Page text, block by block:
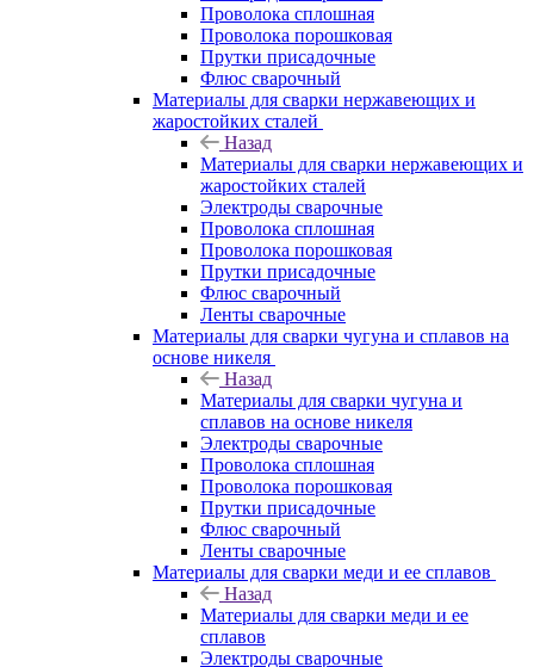
Проволока сплошная
Проволока порошковая
Прутки присадочные
Флюс сварочный
Материалы для сварки нержавеющих и
жаростойких сталей
Назад
Материалы для сварки нержавеющих и
жаростойких сталей
Электроды сварочные
Проволока сплошная
Проволока порошковая
Прутки присадочные
Флюс сварочный
Ленты сварочные
Материалы для сварки чугуна и сплавов на
основе никеля
Назад
Материалы для сварки чугуна и
сплавов на основе никеля
Электроды сварочные
Проволока сплошная
Проволока порошковая
Прутки присадочные
Флюс сварочный
Ленты сварочные
Материалы для сварки меди и ее сплавов
Назад
Материалы для сварки меди и ее
сплавов
Электроды сварочные